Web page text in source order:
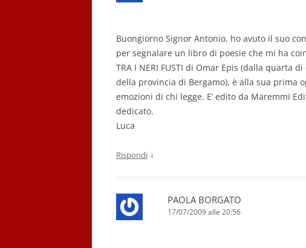
Buongiorno Signor Antonio, ho avuto il suo
per segnalare un libro di poesie che mi ha
TRA I NERI FUSTI di Omar Epis (dalla quarta
della provincia di Bergamo), è alla sua prima
emozioni di chi legge. E’ edito da Maremmi
dedicato.
Luca
Rispondi ↓
PAOLA BORGATO
17/07/2009 alle 20:56